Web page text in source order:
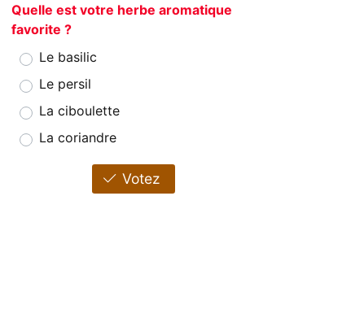
Quelle est votre herbe aromatique
favorite ?
Le basilic
Le persil
La ciboulette
La coriandre
Votez